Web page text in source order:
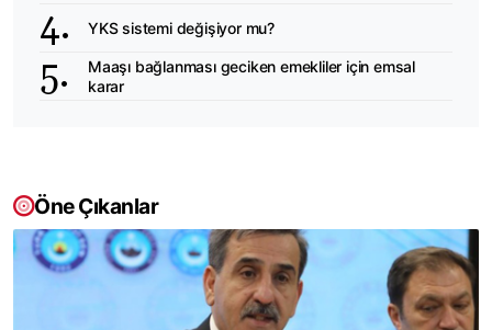
YKS sistemi değişiyor mu?
Maaşı bağlanması geciken emekliler için emsal
karar
Öne Çıkanlar